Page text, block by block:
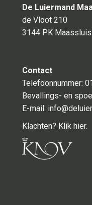
De Luiermand
de Vloot 210
3144 PK Maassluis
Contact
Telefoonnummer:
Bevallings- en
E-mail:
Klachten? Klik hier.